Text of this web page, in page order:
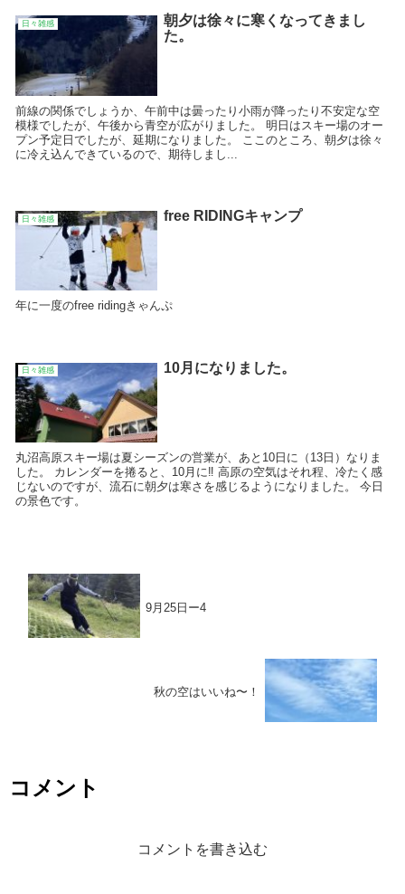
日々雑感
朝夕は徐々に寒くなってきまし
た。
前線の関係でしょうか、午前中は曇ったり小雨が降ったり不安定な空
模様でしたが、午後から青空が広がりました。 明日はスキー場のオー
プン予定日でしたが、延期になりました。 ここのところ、朝夕は徐々
に冷え込んできているので、期待しまし...
日々雑感 free RIDINGキャンプ
年に一度のfree ridingきゃんぷ
日々雑感 10月になりました。
丸沼高原スキー場は夏シーズンの営業が、あと10日に（13日）なりま
した。 カレンダーを捲ると、10月に‼️ 高原の空気はそれ程、冷たく感
じないのですが、流石に朝夕は寒さを感じるようになりました。 今日
の景色です。
9月25日ー4
秋の空はいいね〜！
コメント
コメントを書き込む